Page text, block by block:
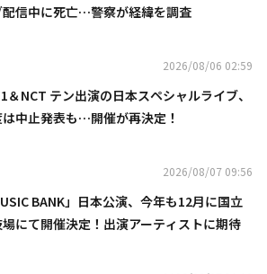
配信中に死亡…警察が経緯を調査
2026/08/06 02:59
＆NCT テン出演の日本スペシャルライブ、
は中止発表も…開催が再決定！
2026/08/07 09:56
BANK」日本公演、今年も12月に国立
にて開催決定！出演アーティストに期待